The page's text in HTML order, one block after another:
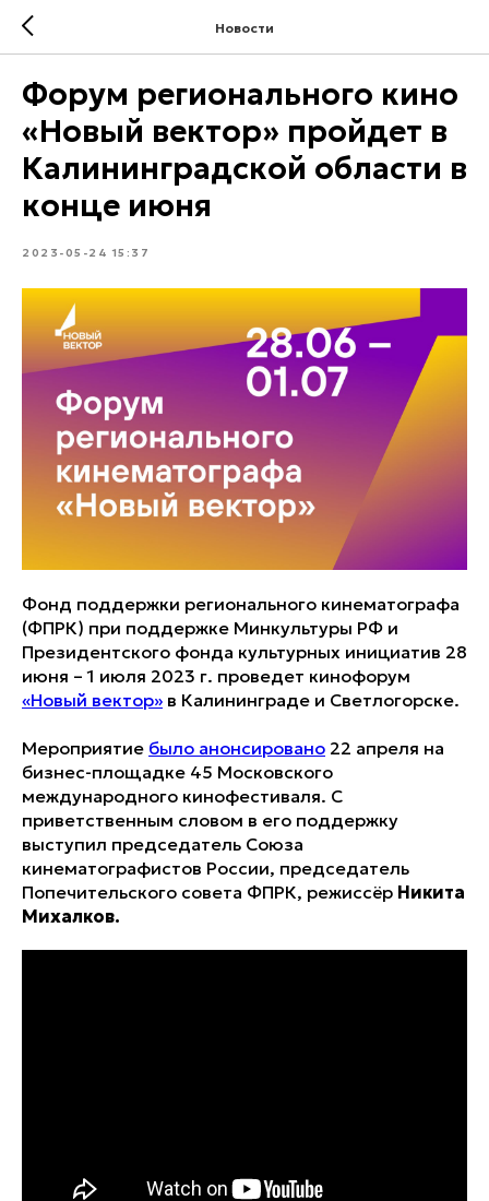
Новости
Форум регионального кино
«Новый вектор» пройдет в
Калининградской области в
конце июня
2023-05-24 15:37
Фонд поддержки регионального кинематографа
(ФПРК) при поддержке Минкультуры РФ и
Президентского фонда культурных инициатив 28
июня – 1 июля 2023 г. проведет кинофорум
«Новый вектор» в Калининграде и Светлогорске.
Мероприятие было анонсировано 22 апреля на
бизнес-площадке 45 Московского
международного кинофестиваля. С
приветственным словом в его поддержку
выступил председатель Союза
кинематографистов России, председатель
Попечительского совета ФПРК, режиссёр Никита
Михалков.